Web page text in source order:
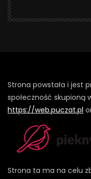
Strona powstała i jest
społeczność skupioną
https://web.puczat.pl
Strona ta ma na celu